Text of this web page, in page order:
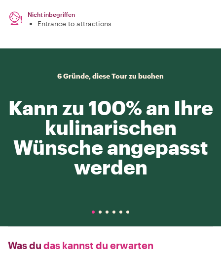
Nicht inbegriffen
Entrance to attractions
6 Gründe, diese Tour zu buchen
Kann zu 100% an Ihre
kulinarischen
Wünsche angepasst
werden
Was du das kannst du erwarten